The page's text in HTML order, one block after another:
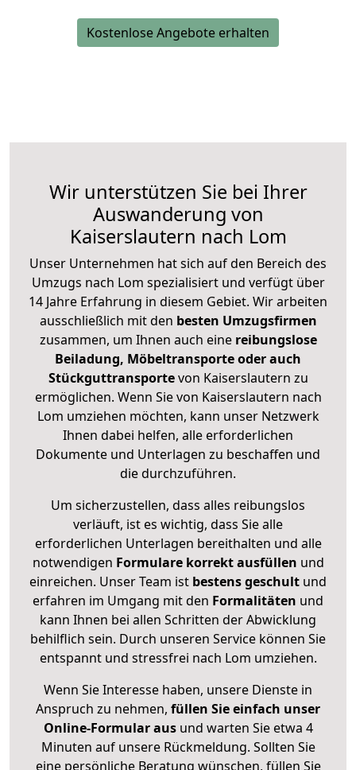
Kostenlose Angebote erhalten
Wir unterstützen Sie bei Ihrer
Auswanderung von
Kaiserslautern nach Lom
Unser Unternehmen hat sich auf den Bereich des
Umzugs nach Lom spezialisiert und verfügt über
14 Jahre Erfahrung in diesem Gebiet. Wir arbeiten
ausschließlich mit den besten Umzugsfirmen
zusammen, um Ihnen auch eine reibungslose
Beiladung, Möbeltransporte oder auch
Stückguttransportevon Kaiserslautern zu
ermöglichen. Wenn Sie von Kaiserslautern nach
Lom umziehen möchten, kann unser Netzwerk
Ihnen dabei helfen, alle erforderlichen
Dokumente und Unterlagen zu beschaffen und
die durchzuführen.
Um sicherzustellen, dass alles reibungslos
verläuft, ist es wichtig, dass Sie alle
erforderlichen Unterlagen bereithalten und alle
notwendigen Formulare korrekt ausfüllen und
einreichen. Unser Team ist bestens geschult und
erfahren im Umgang mit den Formalitäten und
kann Ihnen bei allen Schritten der Abwicklung
behilflich sein. Durch unseren Service können Sie
entspannt und stressfrei nach Lom umziehen.
Wenn Sie Interesse haben, unsere Dienste in
Anspruch zu nehmen, füllen Sie einfach unser
Online-Formular ausund warten Sie etwa 4
Minuten auf unsere Rückmeldung. Sollten Sie
eine persönliche Beratung wünschen, füllen Sie